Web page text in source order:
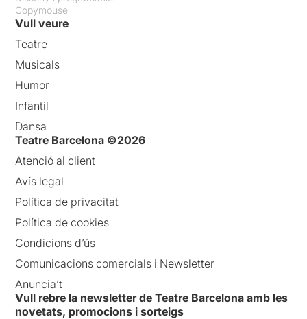
Copymouse
Vull veure
Teatre
Musicals
Humor
Infantil
Dansa
Teatre Barcelona ©2026
Atenció al client
Avís legal
Política de privacitat
Política de cookies
Condicions d’ús
Comunicacions comercials i Newsletter
Anuncia’t
Vull rebre la newsletter de Teatre Barcelona amb les
novetats, promocions i sorteigs